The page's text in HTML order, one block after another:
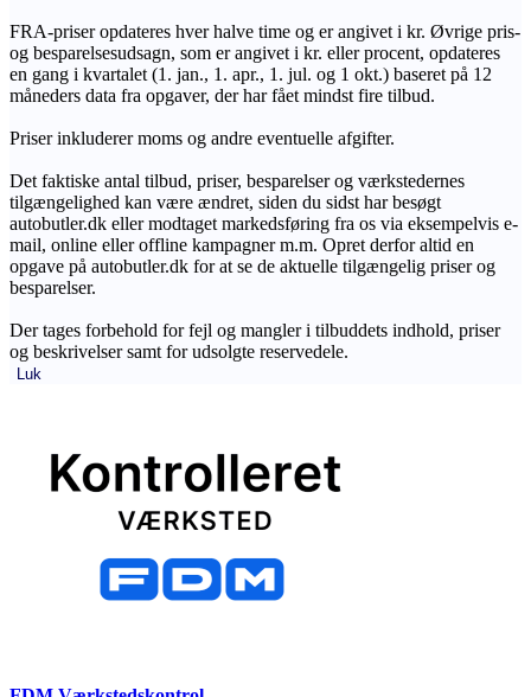
FRA-priser opdateres hver halve time og er angivet i kr. Øvrige pris-
og besparelsesudsagn, som er angivet i kr. eller procent, opdateres
en gang i kvartalet (1. jan., 1. apr., 1. jul. og 1 okt.) baseret på 12
måneders data fra opgaver, der har fået mindst fire tilbud.
Priser inkluderer moms og andre eventuelle afgifter.
Det faktiske antal tilbud, priser, besparelser og værkstedernes
tilgængelighed kan være ændret, siden du sidst har besøgt
autobutler.dk eller modtaget markedsføring fra os via eksempelvis e-
mail, online eller offline kampagner m.m. Opret derfor altid en
opgave på autobutler.dk for at se de aktuelle tilgængelig priser og
besparelser.
Der tages forbehold for fejl og mangler i tilbuddets indhold, priser
og beskrivelser samt for udsolgte reservedele.
Luk